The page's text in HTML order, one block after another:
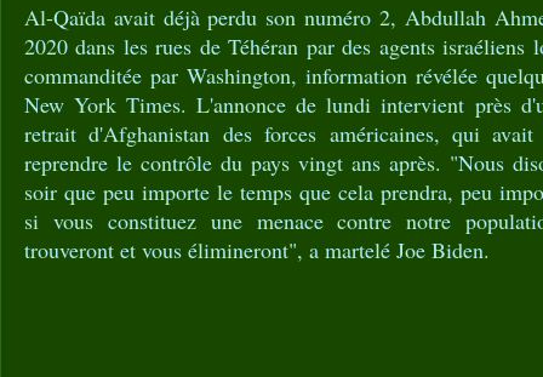
Al-Qaïda avait déjà perdu son numéro 2, Abdullah
2020 dans les rues de Téhéran par des agents israéliens
commanditée par Washington, information révélée
New York Times. L'annonce de lundi intervient près
retrait d'Afghanistan des forces américaines, qui
reprendre le contrôle du pays vingt ans après. "Nous
soir que peu importe le temps que cela prendra, peu
si vous constituez une menace contre notre
trouveront et vous élimineront", a martelé Joe Biden.